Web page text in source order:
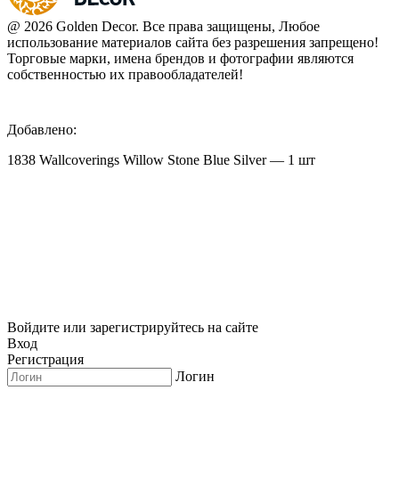
@ 2026 Golden Decor. Все права защищены, Любое
использование материалов сайта без разрешения запрещено!
Торговые марки, имена брендов и фотографии являются
собственностью их правообладателей!
Добавлено:
1838 Wallcoverings Willow Stone Blue Silver — 1 шт
Войдите или зарегистрируйтесь на сайте
Вход
Регистрация
Логин